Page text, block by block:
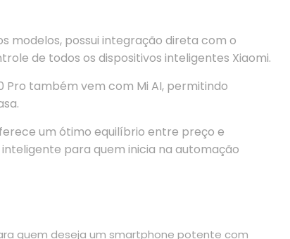
modelos, possui integração direta com o
de todos os dispositivos inteligentes Xiaomi.
Pro também vem com Mi AI, permitindo
um ótimo equilíbrio entre preço e
para quem inicia na automação
quem deseja um smartphone potente com